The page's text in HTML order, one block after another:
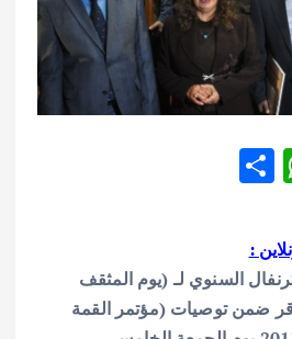
W
at
s
A
e :
السنوي لـ (يوم المثقف
ضمن توصيات (مؤتمر القمة